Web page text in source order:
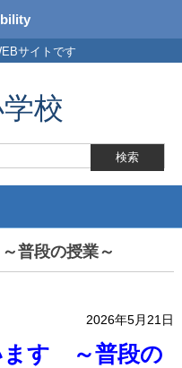
サイトです
校
普段の授業～
2026年5月21日
ます ～普段の